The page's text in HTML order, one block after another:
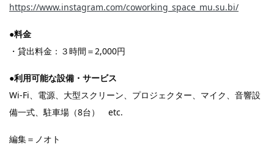
https://www.instagram.com/coworking_space_mu.su.bi/
●料金
・貸出料金：３時間＝2,000円
●利用可能な設備・サービス
Wi-Fi、電源、大型スクリーン、プロジェクター、マイク、音響設
備一式、駐車場（8台） etc.
編集＝ノオト